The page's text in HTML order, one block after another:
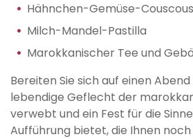
Hähnchen-Gemüse-Couscous
Milch-Mandel-Pastilla
Marokkanischer Tee und
Bereiten Sie sich auf einen
lebendige Geflecht der
verwebt und ein Fest für die
Aufführung bietet, die Ihnen